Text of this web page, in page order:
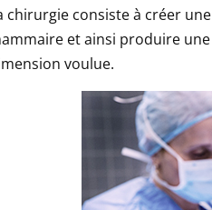
chirurgie consiste à créer
et ainsi produire
voulue.